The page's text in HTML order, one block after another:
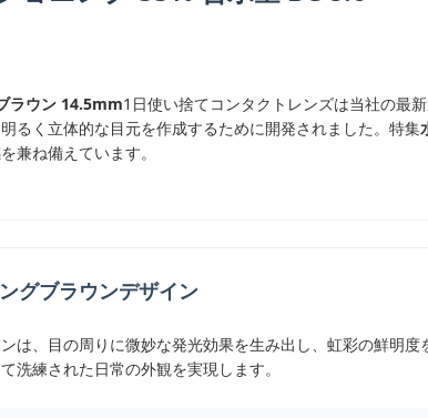
ラウン 14.5mm1日使い捨てコンタクトレンズは当社の最
るく立体的な目元を作成するために開発されました。特集
兼ね備えています。
グブラウンデザイン
は、目の周りに微妙な発光効果を生み出し、虹彩の鮮明
洗練された日常の外観を実現します。